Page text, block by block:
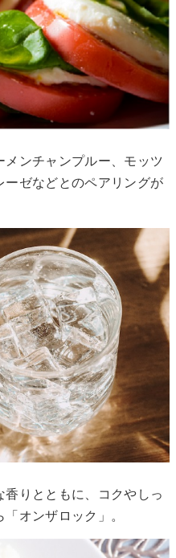
ンチャンプルー、モッツ
ーゼなどとのペアリングが
香りとともに、コクやしっ
オンザロック」。